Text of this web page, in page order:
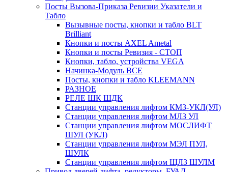
Посты Вызова-Приказа Ревизии Указатели и
Табло
Вызывные посты, кнопки и табло BLT
Brilliant
Кнопки и посты AXEL Ametal
Кнопки и посты Ревизия - СТОП
Кнопки, табло, устройства VEGA
Начинка-Модуль ВСЕ
Посты, кнопки и табло KLEEMANN
РАЗНОЕ
РЕЛЕ ШК ШДК
Станции управления лифтом КМЗ-УКЛ(УЛ)
Станции управления лифтом МЛЗ УЛ
Станции управления лифтом МОСЛИФТ
ШУЛ (УКЛ)
Станции управления лифтом МЭЛ ПУЛ,
ШУЛК
Станции управления лифтом ЩЛЗ ШУЛМ